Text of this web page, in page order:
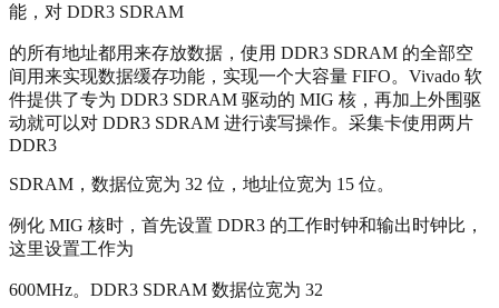
能，对 DDR3 SDRAM
的所有地址都用来存放数据，使用 DDR3 SDRAM 的全部空
间用来实现数据缓存功能，实现一个大容量 FIFO。Vivado 软
件提供了专为 DDR3 SDRAM 驱动的 MIG 核，再加上外围驱
动就可以对 DDR3 SDRAM 进行读写操作。采集卡使用两片
DDR3
SDRAM，数据位宽为 32 位，地址位宽为 15 位。
例化 MIG 核时，首先设置 DDR3 的工作时钟和输出时钟比，
这里设置工作为
600MHz。DDR3 SDRAM 数据位宽为 32